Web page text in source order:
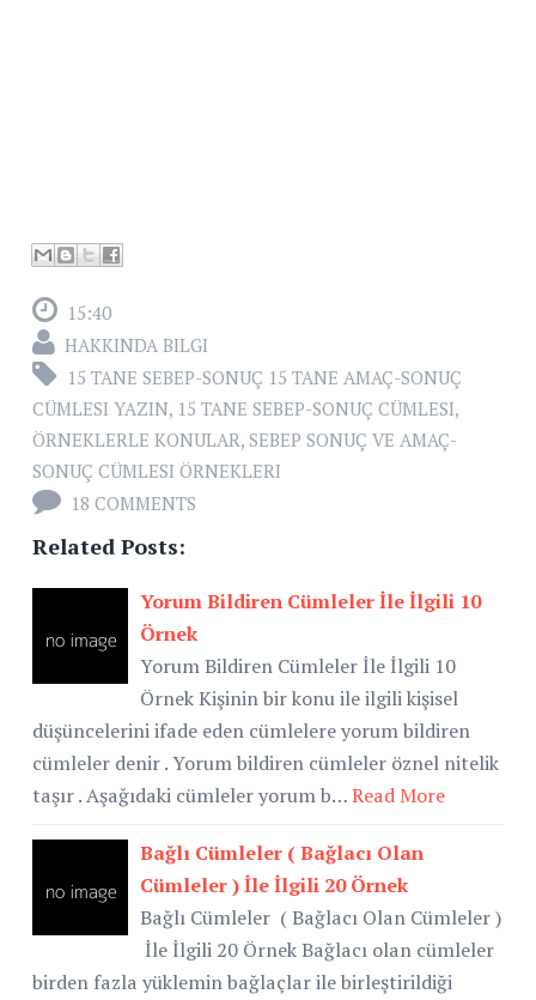
15:40
HAKKINDA BILGI
15 TANE SEBEP-SONUÇ 15 TANE AMAÇ-SONUÇ
CÜMLESI YAZIN, 15 TANE SEBEP-SONUÇ CÜMLESI,
ÖRNEKLERLE KONULAR, SEBEP SONUÇ VE AMAÇ-
SONUÇ CÜMLESI ÖRNEKLERI
18 COMMENTS
Related Posts:
Yorum Bildiren Cümleler İle İlgili 10
Örnek
Yorum Bildiren Cümleler İle İlgili 10
Örnek Kişinin bir konu ile ilgili kişisel
düşüncelerini ifade eden cümlelere yorum bildiren
cümleler denir . Yorum bildiren cümleler öznel nitelik
taşır . Aşağıdaki cümleler yorum b…Read More
Bağlı Cümleler ( Bağlacı Olan
Cümleler ) İle İlgili 20 Örnek
Bağlı Cümleler ( Bağlacı Olan Cümleler )
İle İlgili 20 Örnek Bağlacı olan cümleler
birden fazla yüklemin bağlaçlar ile birleştirildiği